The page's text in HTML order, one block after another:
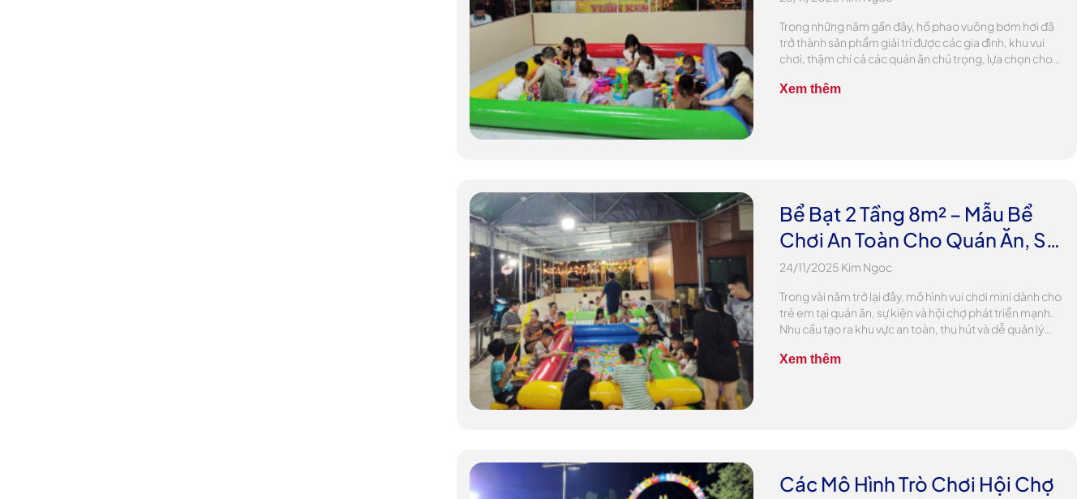
Trong những năm gần đây, hồ phao vuông bơm hơi đã
trở thành sản phẩm giải trí được các gia đình, khu vui
chơi, thậm chí cả các quán ăn chú trọng, lựa chọn cho
Và khả năng tạo không gian […]
Xem thêm
Bể Bạt 2 Tầng 8m² – Mẫu Bể
Chơi An Toàn Cho Quán Ăn, Sự
Kiện, Hội Chợ
24/11/2025 Kim Ngoc
Trong vài năm trở lại đây, mô hình vui chơi mini dành cho
trẻ em tại quán ăn, sự kiện và hội chợ phát triển mạnh.
Nhu cầu tạo ra khu vực an toàn, thu hút và dễ quản lý
điểm có lượng khách […]
Xem thêm
Các Mô Hình Trò Chơi Hội Chợ